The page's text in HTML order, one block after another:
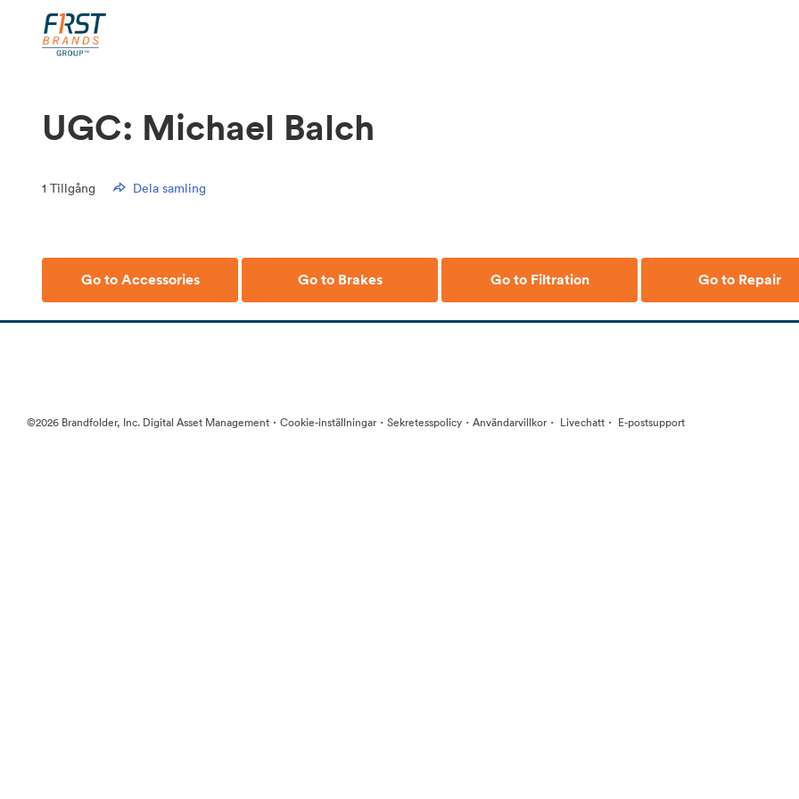
UGC: Michael Balch
1 Tillgång Dela samling
Go to Accessories Go to Brakes Go to Filtration Go to Repair
©2026 Brandfolder, Inc. Digital Asset Management · Cookie-inställningar· Sekretesspolicy · Användarvillkor· Livechatt · E-postsupport